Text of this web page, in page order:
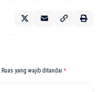
Ruas yang wajib ditandai *